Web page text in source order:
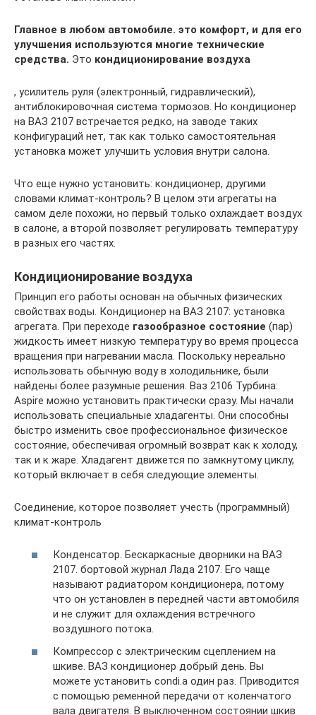
Главное в любом автомобиле. это комфорт, и для его
улучшения используются многие технические
средства. Это кондиционирование воздуха
, усилитель руля (электронный, гидравлический),
антиблокировочная система тормозов. Но кондиционер
на ВАЗ 2107 встречается редко, на заводе таких
конфигураций нет, так как только самостоятельная
установка может улучшить условия внутри салона.
Что еще нужно установить: кондиционер, другими
словами климат-контроль? В целом эти агрегаты на
самом деле похожи, но первый только охлаждает воздух
в салоне, а второй позволяет регулировать температуру
в разных его частях.
Кондиционирование воздуха
Принцип его работы основан на обычных физических
свойствах воды. Кондиционер на ВАЗ 2107: установка
агрегата. При переходе газообразное состояние (пар)
жидкость имеет низкую температуру во время процесса
вращения при нагревании масла. Поскольку нереально
использовать обычную воду в холодильнике, были
найдены более разумные решения. Ваз 2106 Турбина:
Aspire можно установить практически сразу. Мы начали
использовать специальные хладагенты. Они способны
быстро изменить свое профессиональное физическое
состояние, обеспечивая огромный возврат как к холоду,
так и к жаре. Хладагент движется по замкнутому циклу,
который включает в себя следующие элементы.
Соединение, которое позволяет учесть (программный)
климат-контроль
Конденсатор. Бескаркасные дворники на ВАЗ
2107. бортовой журнал Лада 2107. Его чаще
называют радиатором кондиционера, потому
что он установлен в передней части автомобиля
и не служит для охлаждения встречного
воздушного потока.
Компрессор с электрическим сцеплением на
шкиве. ВАЗ кондиционер добрый день. Вы
можете установить condi.a один раз. Приводится
с помощью ременной передачи от коленчатого
вала двигателя. В выключенном состоянии шкив